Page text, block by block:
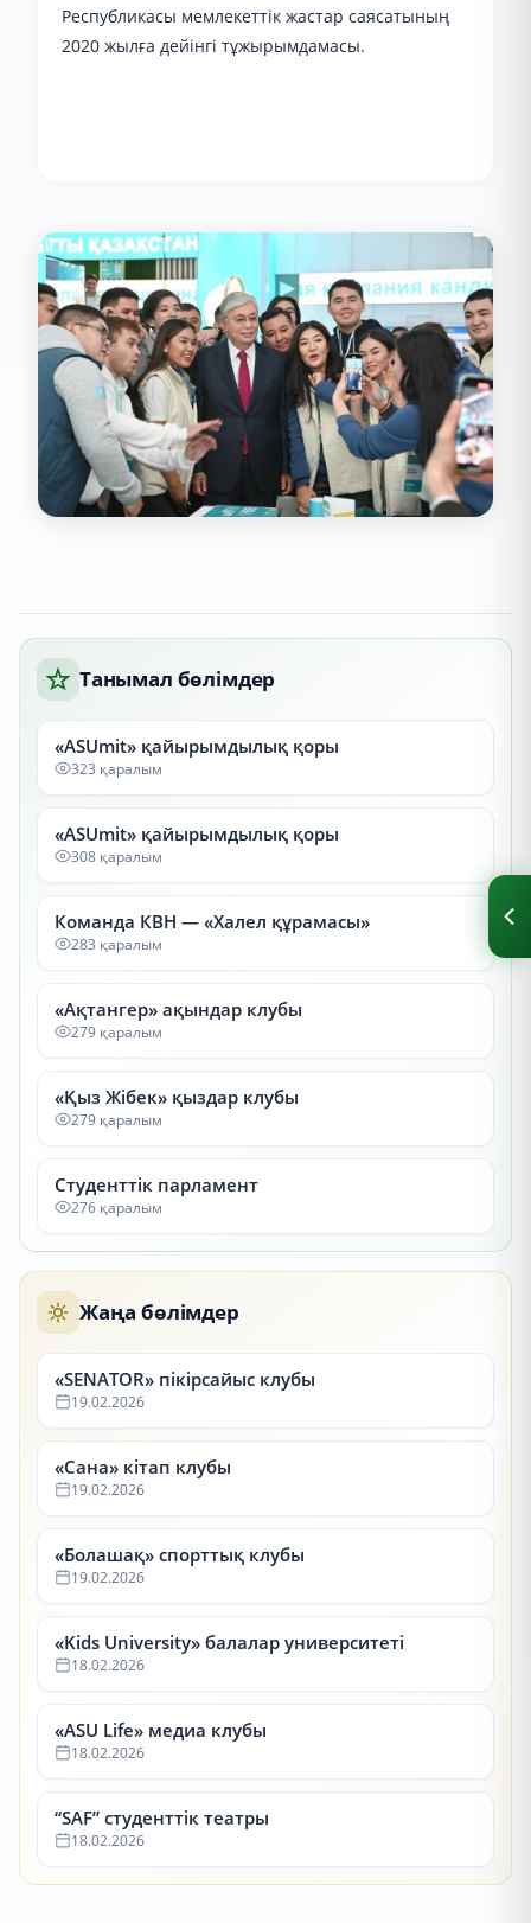
Республикасы мемлекеттік жастар саясатының
2020 жылға дейінгі тұжырымдамасы.
Танымал бөлімдер
«ASUmit» қайырымдылық қоры
323 қаралым
«ASUmit» қайырымдылық қоры
308 қаралым
Команда КВН — «Халел құрамасы»
283 қаралым
«Ақтангер» ақындар клубы
279 қаралым
«Қыз Жібек» қыздар клубы
279 қаралым
Студенттік парламент
276 қаралым
Жаңа бөлімдер
«SENATOR» пікірсайыс клубы
19.02.2026
«Сана» кітап клубы
19.02.2026
«Болашақ» спорттық клубы
19.02.2026
«Kids University» балалар университеті
18.02.2026
«ASU Life» медиа клубы
18.02.2026
“SAF” студенттік театры
18.02.2026